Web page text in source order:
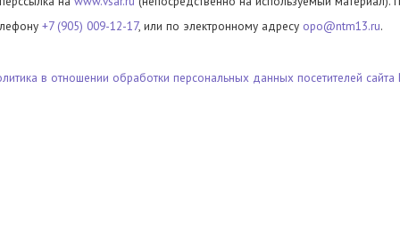
+7 (905) 009-12-17, или по электронному адресу opo@ntm13.ru.
в отношении обработки персональных данных посетителей